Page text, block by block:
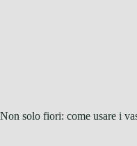
Non solo fiori: come usare i